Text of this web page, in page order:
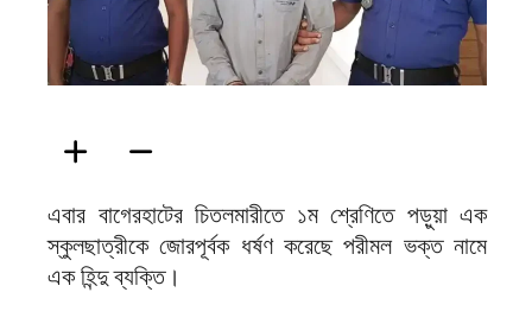
এবার বাগেরহাটের চিতলমারীতে ১ম শ্রেণিতে পড়ুয়া এক
স্কুলছাত্রীকে জোরপূর্বক ধর্ষণ করেছে পরীমল ভক্ত নামে
এক হিন্দু ব্যক্তি।